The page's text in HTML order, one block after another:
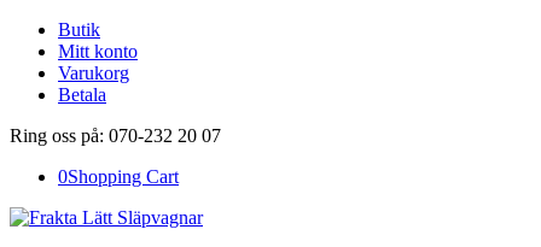
Butik
Mitt konto
Varukorg
Betala
Ring oss på: 070-232 20 07
0Shopping Cart